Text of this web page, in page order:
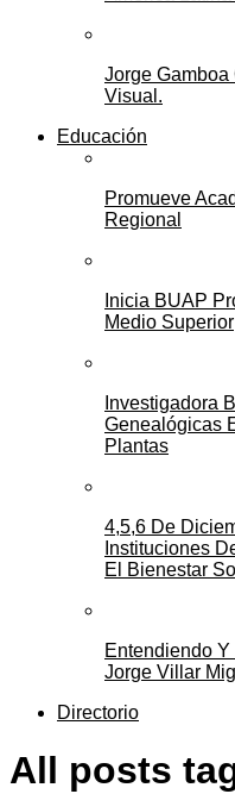
Jorge
Visual.
Educación
Promueve
Regional
Inicia BUAP
Medio Superior
Investigadora
Genealógicas
Plantas
4,5,6 De
Instituciones
El Bienestar
Entendiendo
Jorge Villar
Directorio
All posts